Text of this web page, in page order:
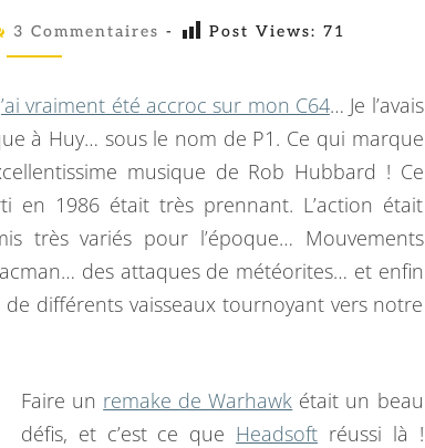
H
W
K
S
U
R
D
S
C
M
E
N
T
A
I
E
3 Commentaires - Post Views: 71
vraiment été accroc sur mon C64… Je l’avais
à Huy… sous le nom de P1. Ce qui marque
musique de Rob Hubbard ! Ce
en 1986 était très prennant. L’action était
très variés pour l’époque… Mouvements
des attaques de météorites… et enfin
différents vaisseaux tournoyant vers notre
Faire un remake de Warhawk était un beau
défis, et c’est ce que Headsoft réussi là !